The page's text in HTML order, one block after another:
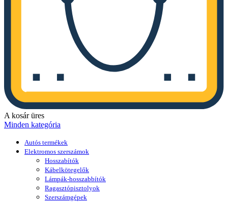
A kosár üres
Minden kategória
Autós termékek
Elektromos szerszámok
Hosszabítók
Kábelkötegelők
Lámpák-hosszabbítók
Ragasztópisztolyok
Szerszámgépek